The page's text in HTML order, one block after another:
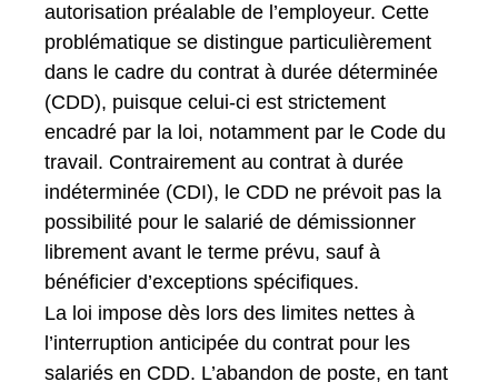
autorisation préalable de l’employeur. Cette
problématique se distingue particulièrement
dans le cadre du contrat à durée déterminée
(CDD), puisque celui-ci est strictement
encadré par la loi, notamment par le Code du
travail. Contrairement au contrat à durée
indéterminée (CDI), le CDD ne prévoit pas la
possibilité pour le salarié de démissionner
librement avant le terme prévu, sauf à
bénéficier d’exceptions spécifiques.
La loi impose dès lors des limites nettes à
l’interruption anticipée du contrat pour les
salariés en CDD. L’abandon de poste, en tant